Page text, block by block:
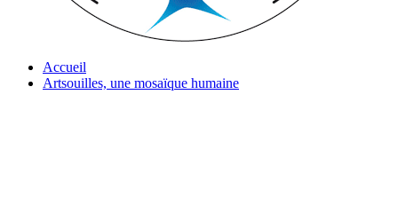
Accueil
Artsouilles, une mosaïque humaine